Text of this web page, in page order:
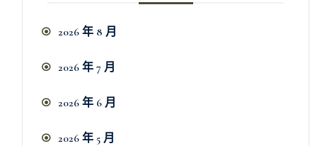
2026 年 8 月
2026 年 7 月
2026 年 6 月
2026 年 5 月